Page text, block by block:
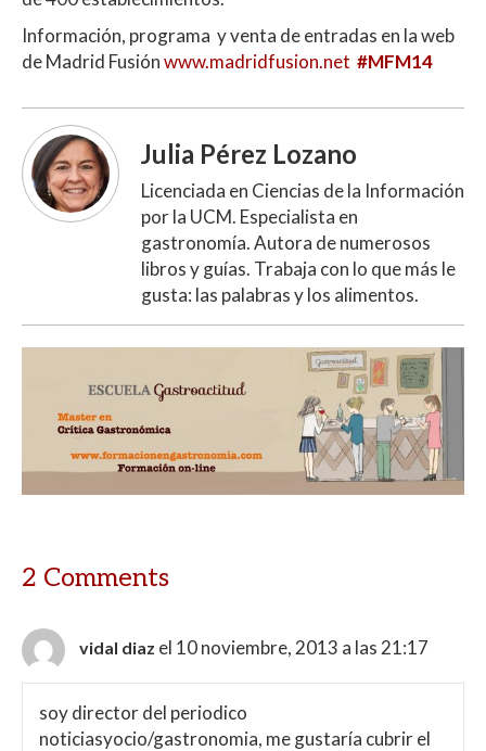
Información, programa y venta de entradas en la web
de Madrid Fusiónwww.madridfusion.net #MFM14
Julia Pérez Lozano
Licenciada en Ciencias de la Información
por la UCM. Especialista en
gastronomía. Autora de numerosos
libros y guías. Trabaja con lo que más le
gusta: las palabras y los alimentos.
2 Comments
vidal diaz el 10 noviembre, 2013 a las 21:17
soy director del periodico
noticiasyocio/gastronomia, me gustaría cubrir el